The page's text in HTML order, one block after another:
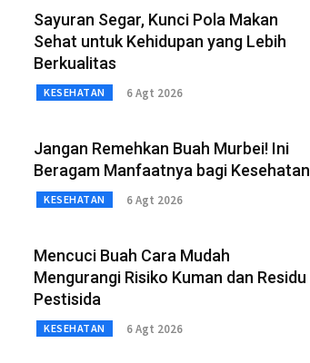
Sayuran Segar, Kunci Pola Makan
Sehat untuk Kehidupan yang Lebih
Berkualitas
KESEHATAN 6 Agt 2026
Jangan Remehkan Buah Murbei! Ini
Beragam Manfaatnya bagi Kesehatan
KESEHATAN 6 Agt 2026
Mencuci Buah Cara Mudah
Mengurangi Risiko Kuman dan Residu
Pestisida
KESEHATAN 6 Agt 2026